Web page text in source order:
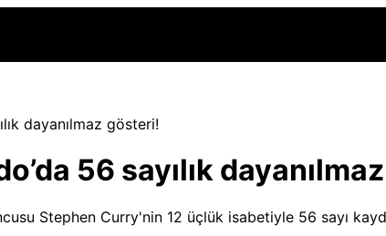
dayanılmaz gösteri!
56 sayılık
Stephen Curry'nin 12 üçlük isabetiyle 56 sayı